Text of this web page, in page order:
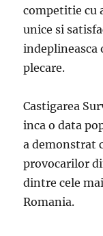
competitie cu
unice si
plecare.
Castigarea
inca o data
a demonstrat
provocarilor
dintre cele
Romania.